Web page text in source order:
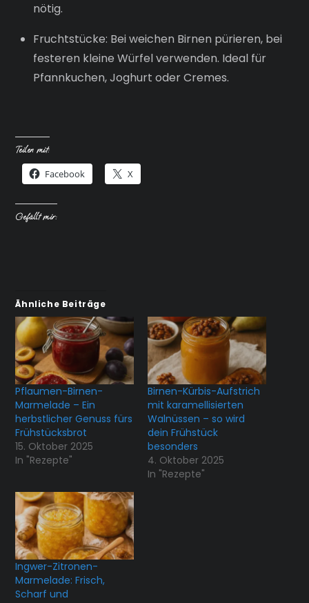
nötig.
Fruchtstücke: Bei weichen Birnen pürieren, bei
festeren kleine Würfel verwenden. Ideal für
Pfannkuchen, Joghurt oder Cremes.
Teilen mit:
Facebook X
Gefällt mir:
Ähnliche Beiträge
Pflaumen-Birnen-
Marmelade – Ein
herbstlicher Genuss fürs
Frühstücksbrot
15. Oktober 2025
In "Rezepte"
Birnen-Kürbis-Aufstrich
mit karamellisierten
Walnüssen – so wird
dein Frühstück
besonders
4. Oktober 2025
In "Rezepte"
Ingwer-Zitronen-
Marmelade: Frisch,
Scharf und